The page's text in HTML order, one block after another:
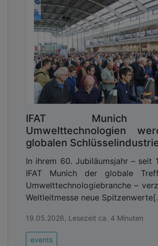
IFAT Munich
Umwelttechnologien
globalen
In ihrem 60. Jubiläumsjahr – seit
IFAT Munich der globale
Umwelttechnologiebranche –
Weltleitmesse neue
19.05.2026, Lesezeit ca. 4 Minuten
events